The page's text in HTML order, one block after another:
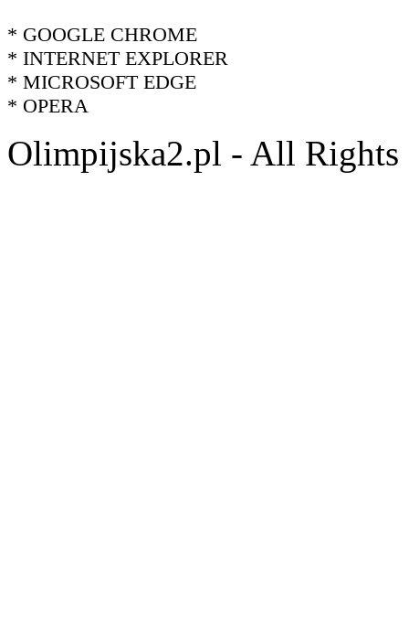
* GOOGLE CHROME
* INTERNET EXPLORER
* MICROSOFT EDGE
* OPERA
Olimpijska2.pl - All Rights